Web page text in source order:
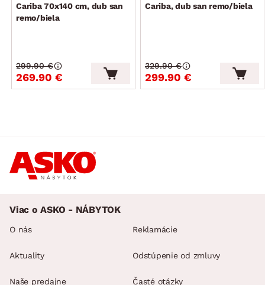
Cariba 70x140 cm, dub san
remo/biela
269.90 €
299.90 €
Cariba, dub san remo/biela
299.90 €
329.90 €
Viac o ASKO - NÁBYTOK
O nás
Aktuality
Naše predajne
Reklamácie
Odstúpenie od zmluvy
Časté otázky